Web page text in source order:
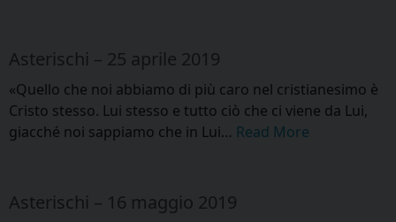
Asterischi – 25 aprile 2019
«Quello che noi abbiamo di più caro nel cristianesimo è
Cristo stesso. Lui stesso e tutto ciò che ci viene da Lui,
giacché noi sappiamo che in Lui… Read More
Asterischi – 16 maggio 2019